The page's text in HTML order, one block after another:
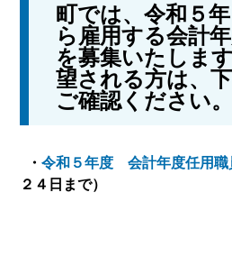
町では、令和５
ら雇用する会計
を募集いたしま
望される方は、
ご確認ください。
・令和５年度 会計年度任用職
２４日まで）